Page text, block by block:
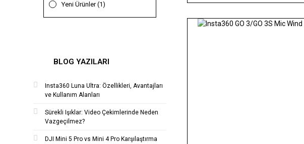
Tüm GoProlar (1)
Yeni Ürünler (1)
BLOG YAZILARI
Insta360 Luna Ultra: Özellikleri, Avantajları
ve Kullanım Alanları
Sürekli Işıklar: Video Çekimlerinde Neden
Vazgeçilmez?
DJI Mini 5 Pro vs Mini 4 Pro Karşılaştırma